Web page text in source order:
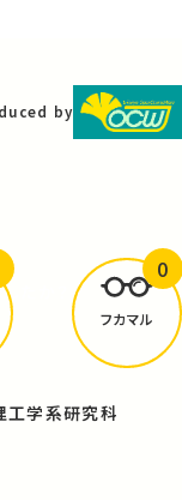
by
たか？
フカマル
0
工学系研究科